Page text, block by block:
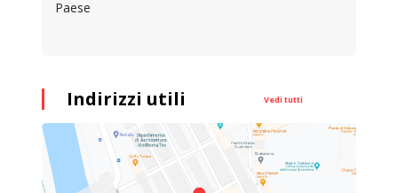
Paese
Indirizzi utili Vedi tutti